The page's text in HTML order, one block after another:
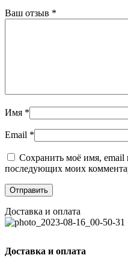
Ваш отзыв *
Имя *
Email *
Сохранить моё имя, email
последующих моих
Доставка и оплата
Доставка и оплата